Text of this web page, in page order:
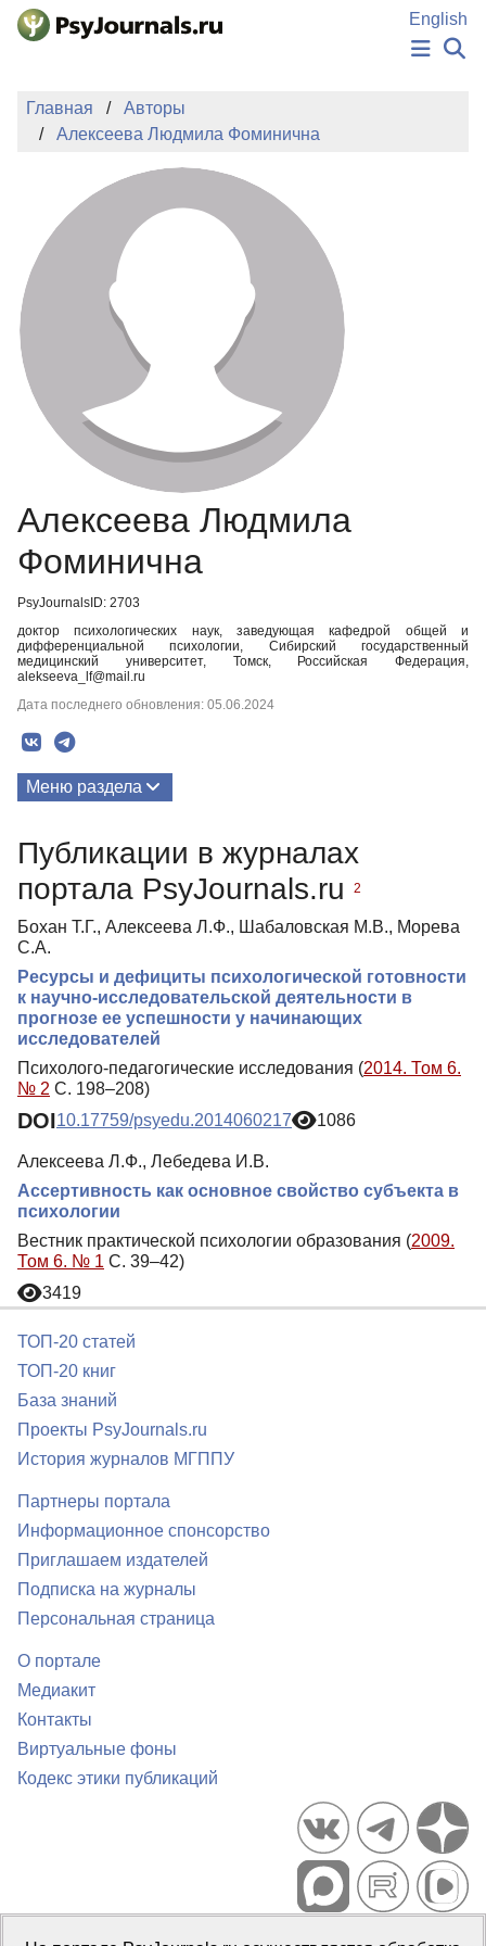
Перейти к основному содержанию
English
ИЗДАНИЯ
ПОДАТЬ РУКОПИСЬ
БАЗА ЗНАНИЙ
КЛЮЧЕВЫЕ СЛОВА
Регистрация
Главная
Авторы
Алексеева Людмила Фоминична
Алексеева Людмила
Фоминична
PsyJournalsID: 2703
доктор психологических наук, заведующая кафедрой общей и
дифференциальной психологии, Сибирский государственный
медицинский университет, Томск, Российская Федерация,
alekseeva_lf@mail.ru
Дата последнего обновления: 05.06.2024
Меню раздела
Публикации в журналах
портала PsyJournals.ru
2
Бохан Т.Г., Алексеева Л.Ф., Шабаловская М.В., Морева
С.А.
Ресурсы и дефициты психологической готовности
к научно-исследовательской деятельности в
прогнозе ее успешности у начинающих
исследователей
Психолого-педагогические исследования (2014. Том 6.
№ 2 С. 198–208)
DOI10.17759/psyedu.2014060217 1086
Алексеева Л.Ф., Лебедева И.В.
Ассертивность как основное свойство субъекта в
психологии
Вестник практической психологии образования (2009.
Том 6. № 1 С. 39–42)
3419
ТОП-20 статей
ТОП-20 книг
База знаний
Проекты PsyJournals.ru
История журналов МГППУ
Партнеры портала
Информационное спонсорство
Приглашаем издателей
Подписка на журналы
Персональная страница
О портале
Медиакит
Контакты
Виртуальные фоны
Кодекс этики публикаций
Портал психологических изданий PsyJournals.ru, 2007–2026